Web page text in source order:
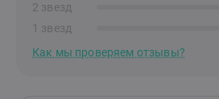
Как мы проверяем отзывы?
2 звезд
1 звезд